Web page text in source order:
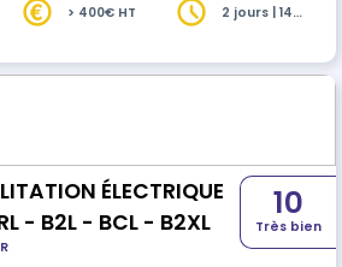
> 400€ HT
2 jours | 14
ÉLECTRIQUE
- B2L - BCL - B2XL
10
Très bien